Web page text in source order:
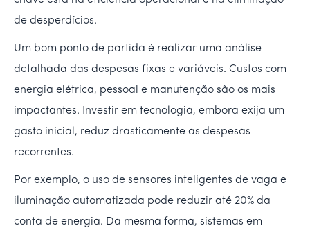
de desperdícios.
Um bom ponto de partida é realizar uma análise
detalhada das despesas fixas e variáveis. Custos com
energia elétrica, pessoal e manutenção são os mais
impactantes. Investir em tecnologia, embora exija um
gasto inicial, reduz drasticamente as despesas
recorrentes.
Por exemplo, o uso de sensores inteligentes de vaga e
iluminação automatizada pode reduzir até 20% da
conta de energia. Da mesma forma, sistemas em